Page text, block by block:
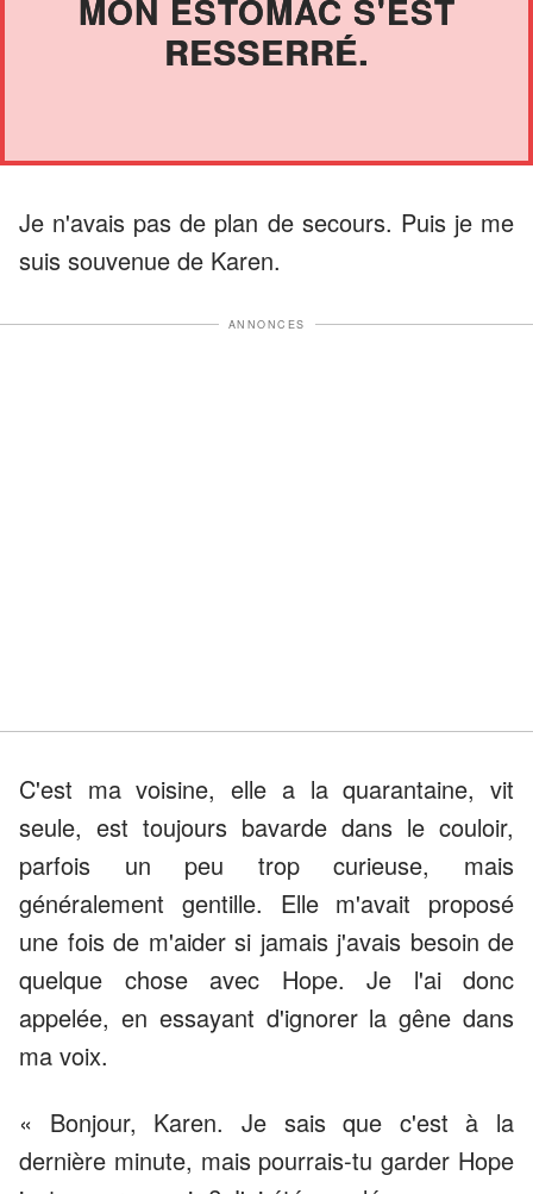
MON ESTOMAC S'EST
RESSERRÉ.
Je n'avais pas de plan de secours. Puis je me
suis souvenue de Karen.
ANNONCES
C'est ma voisine, elle a la quarantaine, vit
seule, est toujours bavarde dans le couloir,
parfois un peu trop curieuse, mais
généralement gentille. Elle m'avait proposé
une fois de m'aider si jamais j'avais besoin de
quelque chose avec Hope. Je l'ai donc
appelée, en essayant d'ignorer la gêne dans
ma voix.
« Bonjour, Karen. Je sais que c'est à la
dernière minute, mais pourrais-tu garder Hope